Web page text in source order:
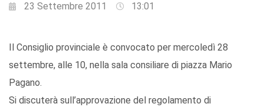
23 Settembre 2011 13:01
Il Consiglio provinciale è convocato per mercoledì 28
settembre, alle 10, nella sala consiliare di piazza Mario
Pagano.
Si discuterà sull’approvazione del regolamento di